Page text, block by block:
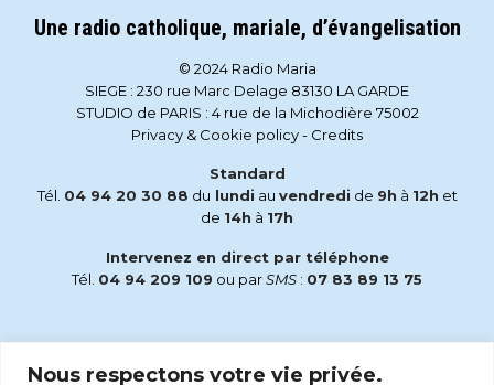
Nous respectons votre vie privée.
Une radio catholique, mariale, d’évangelisation
© 2024 Radio Maria
SIEGE : 230 rue Marc Delage 83130 LA GARDE
STUDIO de PARIS : 4 rue de la Michodière 75002
Privacy & Cookie policy- Credits
Standard
Tél. 04 94 20 30 88 du lundi au vendredi de 9h à 12h et
de 14h à 17h
Intervenez en direct par téléphone
Tél. 04 94 209 109 ou parSMS : 07 83 89 13 75
accueil@radiomaria.fr